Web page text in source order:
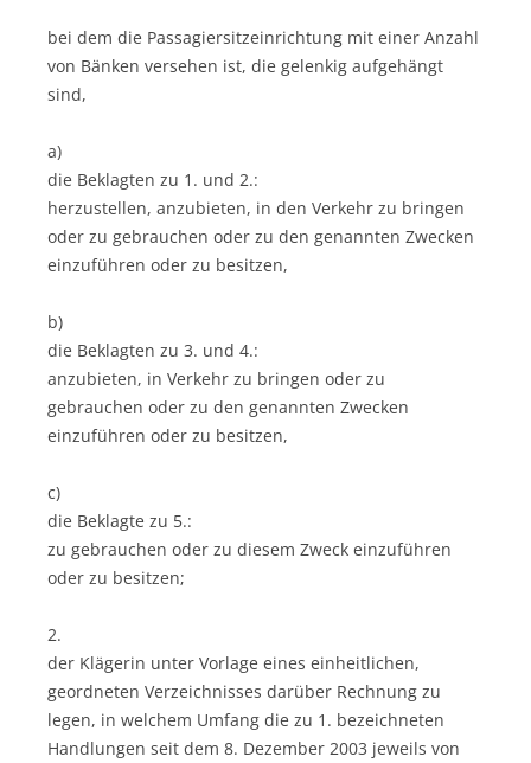
bei dem die Passagiersitzeinrichtung mit einer Anzahl
von Bänken versehen ist, die gelenkig aufgehängt
sind,
a)
die Beklagten zu 1. und 2.:
herzustellen, anzubieten, in den Verkehr zu bringen
oder zu gebrauchen oder zu den genannten Zwecken
einzuführen oder zu besitzen,
b)
die Beklagten zu 3. und 4.:
anzubieten, in Verkehr zu bringen oder zu
gebrauchen oder zu den genannten Zwecken
einzuführen oder zu besitzen,
c)
die Beklagte zu 5.:
zu gebrauchen oder zu diesem Zweck einzuführen
oder zu besitzen;
2.
der Klägerin unter Vorlage eines einheitlichen,
geordneten Verzeichnisses darüber Rechnung zu
legen, in welchem Umfang die zu 1. bezeichneten
Handlungen seit dem 8. Dezember 2003 jeweils von